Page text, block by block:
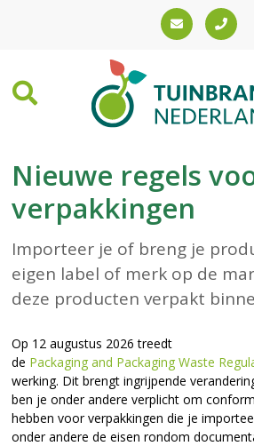
Nieuwe regels
verpakkingen
Importeer je of breng je
eigen label of merk op de
deze producten verpakt
Op 12 augustus 2026 treedt
de Packaging and Packaging Waste
werking. Dit brengt ingrijpende
ben je onder andere verplicht om
hebben voor verpakkingen die je
onder andere de eisen rondom